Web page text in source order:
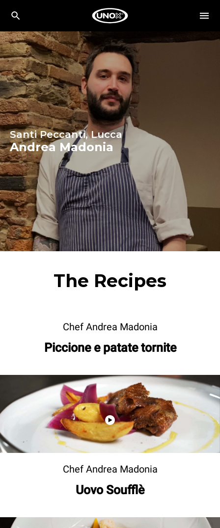
Santi Peccanti, Lucca
Andrea Madonia
The Recipes
Chef Andrea Madonia
Piccione e patate tornite
Chef Andrea Madonia
Uovo Soufflè